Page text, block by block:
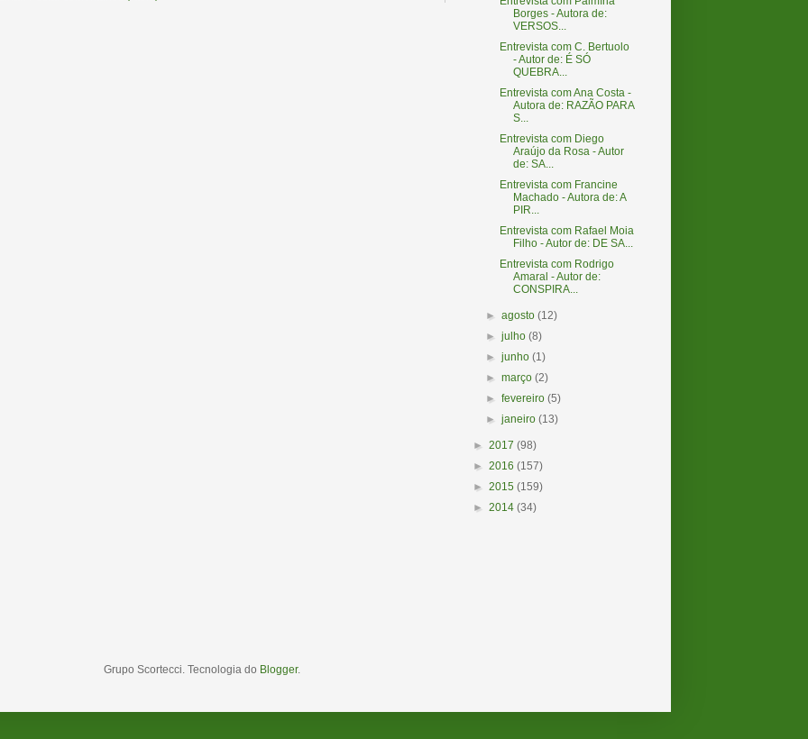
Borges - Autora de:
VERSOS...
Entrevista com C. Bertuolo
- Autor de: É SÓ
QUEBRA...
Entrevista com Ana Costa -
Autora de: RAZÃO PARA
S...
Entrevista com Diego
Araújo da Rosa - Autor
de: SA...
Entrevista com Francine
Machado - Autora de: A
PIR...
Entrevista com Rafael Moia
Filho - Autor de: DE SA...
Entrevista com Rodrigo
Amaral - Autor de:
CONSPIRA...
►agosto(12)
►julho(8)
►junho(1)
►março(2)
►fevereiro(5)
►janeiro(13)
► 2017 (98)
► 2016 (157)
► 2015 (159)
► 2014 (34)
Grupo Scortecci. Tecnologia do Blogger.